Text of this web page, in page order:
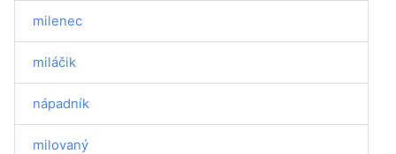
milenec
miláčik
nápadník
milovaný